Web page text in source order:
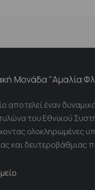
Μονάδα "Αμαλία
αποτελεί έναν
του Εθνικού
ολοκληρωμένες
και δευτεροβάθμιας